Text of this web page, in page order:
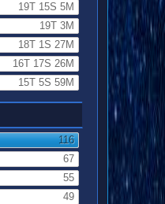
19T 15S 5M
19T 3M
18T 1S 27M
16T 17S 26M
15T 5S 59M
116
67
55
49